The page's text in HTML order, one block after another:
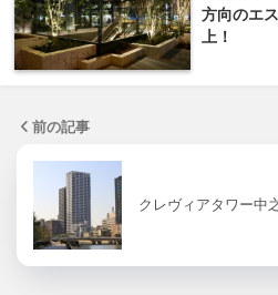
方向のエ
上！
前の記事
クレヴィアタワー中